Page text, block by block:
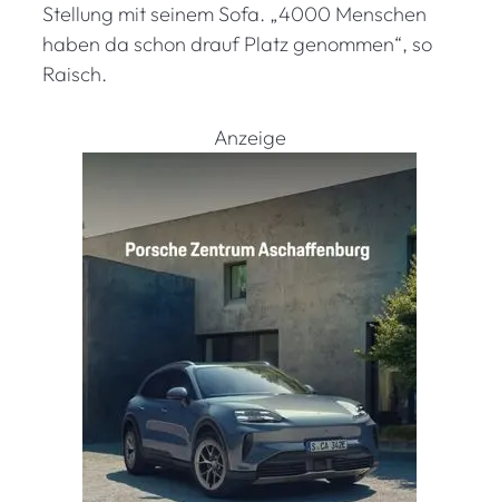
Stellung mit seinem Sofa. „4000 Menschen
haben da schon drauf Platz genommen“, so
Raisch.
Anzeige